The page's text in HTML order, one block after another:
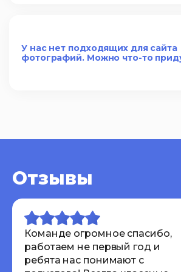
У нас нет подходящих для сайта
фотографий. Можно что-то
Отзывы
Команде огромное спасибо,
работаем не первый год и
ребята нас понимают с